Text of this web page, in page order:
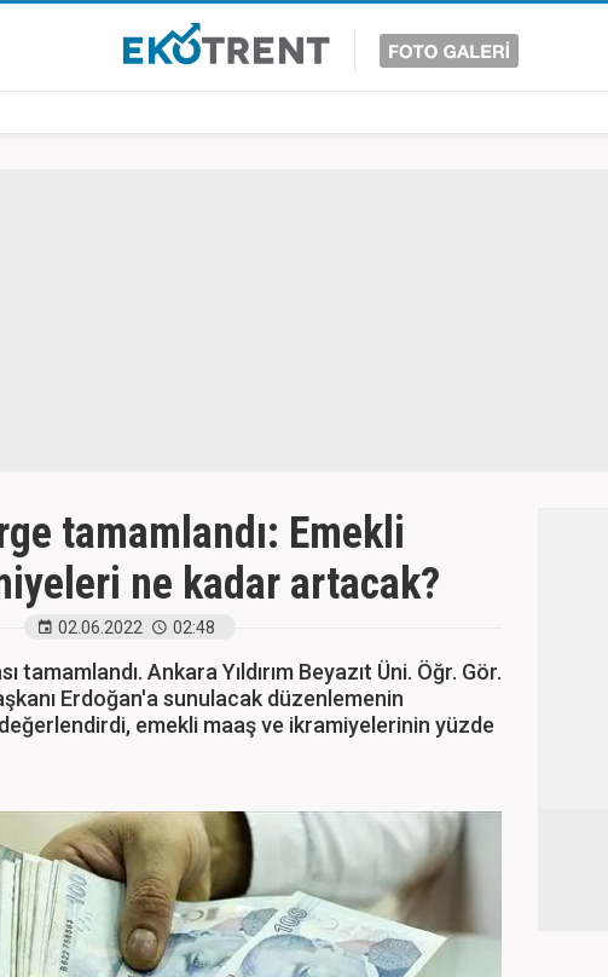
tamamlandı: Emekli
ne kadar artacak?
02.06.2022 02:48
tamamlandı. Ankara Yıldırım Beyazıt Üni. Öğr. Gör.
Erdoğan'a sunulacak düzenlemenin
emekli maaş ve ikramiyelerinin yüzde